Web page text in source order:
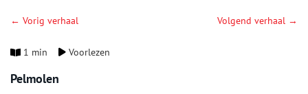
← Vorig verhaal Volgend verhaal →
1 min Voorlezen
Pelmolen